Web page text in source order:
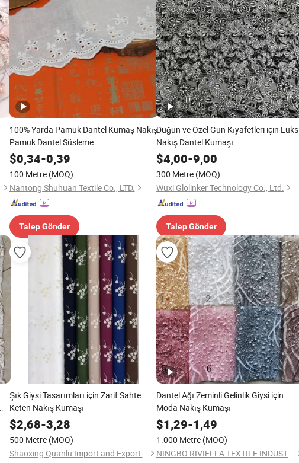
100% Yarda Pamuk Dantel Kumaş Nakış
Pamuk Dantel Süsleme
$0,34-0,39
100 Metre (MOQ)
Nantong Shuhuan Textile Co., LTD.
Talep Gönder
Düğün ve Özel Gün Kıyafetleri için Lüks
Nakış Dantel Kumaşı
$4,00-9,00
300 Metre (MOQ)
Wuxi Glolinker Technology Co., Ltd.
Talep Gönder
Şık Giysi Tasarımları için Zarif Sahte
Keten Nakış Kumaşı
$2,68-3,28
500 Metre (MOQ)
Shaoxing Quanlu Import and Export Co., Ltd.
Dantel Ağı Zeminli Gelinlik Giysi için
Moda Nakış Kumaşı
$1,29-1,49
1.000 Metre (MOQ)
NINGBO RIVIELLA TEXTILE INDUSTRIAL AND TRADING CO., LTD.